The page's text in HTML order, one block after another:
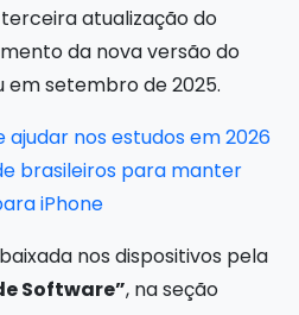
terceira atualização do
da nova versão do
setembro de 2025.
ajudar nos estudos em 2026
brasileiros para manter
iPhone
nos dispositivos pela
Software”, na seção